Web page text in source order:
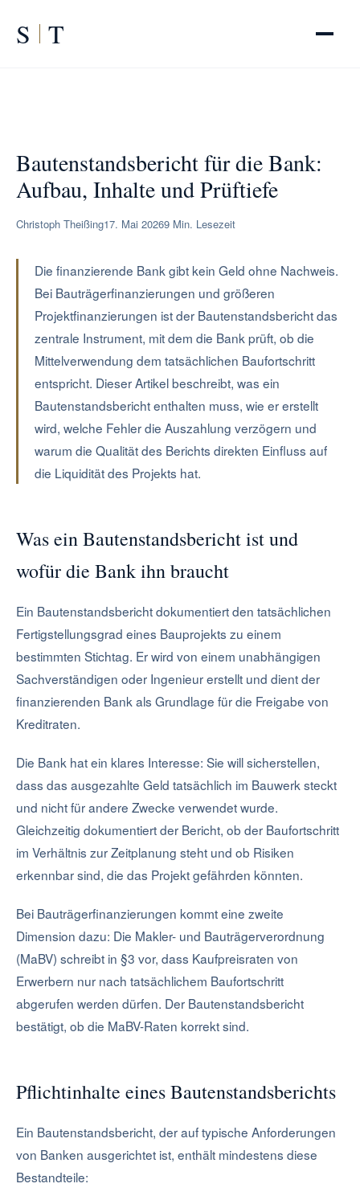
S T
Bautenstandsbericht für die Bank:
Aufbau, Inhalte und Prüftiefe
Christoph Theißing17. Mai 20269 Min. Lesezeit
Die finanzierende Bank gibt kein Geld ohne Nachweis.
Bei Bauträgerfinanzierungen und größeren
Projektfinanzierungen ist der Bautenstandsbericht das
zentrale Instrument, mit dem die Bank prüft, ob die
Mittelverwendung dem tatsächlichen Baufortschritt
entspricht. Dieser Artikel beschreibt, was ein
Bautenstandsbericht enthalten muss, wie er erstellt
wird, welche Fehler die Auszahlung verzögern und
warum die Qualität des Berichts direkten Einfluss auf
die Liquidität des Projekts hat.
Was ein Bautenstandsbericht ist und
wofür die Bank ihn braucht
Ein Bautenstandsbericht dokumentiert den tatsächlichen
Fertigstellungsgrad eines Bauprojekts zu einem
bestimmten Stichtag. Er wird von einem unabhängigen
Sachverständigen oder Ingenieur erstellt und dient der
finanzierenden Bank als Grundlage für die Freigabe von
Kreditraten.
Die Bank hat ein klares Interesse: Sie will sicherstellen,
dass das ausgezahlte Geld tatsächlich im Bauwerk steckt
und nicht für andere Zwecke verwendet wurde.
Gleichzeitig dokumentiert der Bericht, ob der Baufortschritt
im Verhältnis zur Zeitplanung steht und ob Risiken
erkennbar sind, die das Projekt gefährden könnten.
Bei Bauträgerfinanzierungen kommt eine zweite
Dimension dazu: Die Makler- und Bauträgerverordnung
(MaBV) schreibt in §3 vor, dass Kaufpreisraten von
Erwerbern nur nach tatsächlichem Baufortschritt
abgerufen werden dürfen. Der Bautenstandsbericht
bestätigt, ob die MaBV-Raten korrekt sind.
Pflichtinhalte eines Bautenstandsberichts
Ein Bautenstandsbericht, der auf typische Anforderungen
von Banken ausgerichtet ist, enthält mindestens diese
Bestandteile: